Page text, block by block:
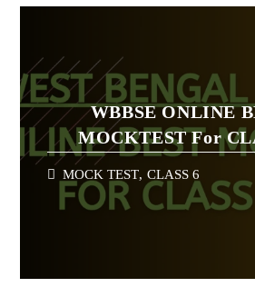
WBBSE ONLINE
MOCKTEST For
MOCK TEST, CLASS 6